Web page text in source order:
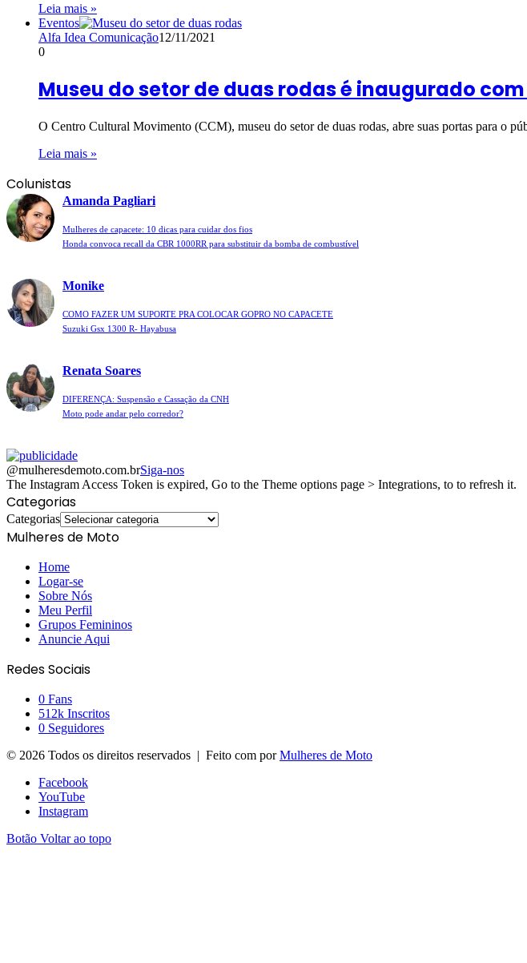
Leia mais »
Eventos
Alfa Idea Comunicação12/11/2021
0
Museu do setor de duas rodas é inaugurado
O Centro Cultural Movimento (CCM), museu do setor de duas rodas, abre suas portas para o
Leia mais »
Colunistas
Amanda Pagliari
Mulheres de capacete: 10 dicas para cuidar dos fios
Honda convoca recall da CBR 1000RR para substituir da bomba de combustível
Monike
COMO FAZER UM SUPORTE PRA COLOCAR GOPRO NO CAPACETE
Suzuki Gsx 1300 R- Hayabusa
Renata Soares
DIFERENÇA: Suspensão e Cassação da CNH
Moto pode andar pelo corredor?
@mulheresdemoto.com.brSiga-nos
The Instagram Access Token is expired, Go to the Theme options page > Integrations, to to refresh it.
Categorias
Categorias
Mulheres de Moto
Home
Logar-se
Sobre Nós
Meu Perfil
Grupos Femininos
Anuncie Aqui
Redes Sociais
0 Fans
512k Inscritos
0 Seguidores
© 2026 Todos os direitos reservados | Feito com porMulheres de Moto
Facebook
YouTube
Instagram
Botão Voltar ao topo